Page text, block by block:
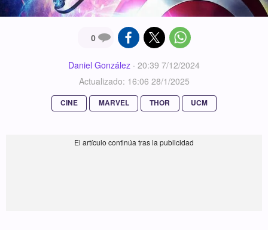
0
Daniel González · 20:39 7/12/2024
Actualizado: 16:06 28/1/2025
CINE MARVEL THOR UCM